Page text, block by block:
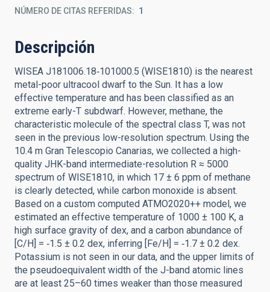
NÚMERO DE CITAS REFERIDAS 1
Descripción
WISEA J181006.18‑101000.5 (WISE1810) is the nearest
metal-poor ultracool dwarf to the Sun. It has a low
effective temperature and has been classified as an
extreme early-T subdwarf. However, methane, the
characteristic molecule of the spectral class T, was not
seen in the previous low-resolution spectrum. Using the
10.4 m Gran Telescopio Canarias, we collected a high-
quality JHK-band intermediate-resolution R ≈ 5000
spectrum of WISE1810, in which 17 ± 6 ppm of methane
is clearly detected, while carbon monoxide is absent.
Based on a custom computed ATMO2020++ model, we
estimated an effective temperature of 1000 ± 100 K, a
high surface gravity of dex, and a carbon abundance of
[C/H] = ‑1.5 ± 0.2 dex, inferring [Fe/H] = ‑1.7 ± 0.2 dex.
Potassium is not seen in our data, and the upper limits of
the pseudoequivalent width of the J-band atomic lines
are at least 25–60 times weaker than those measured